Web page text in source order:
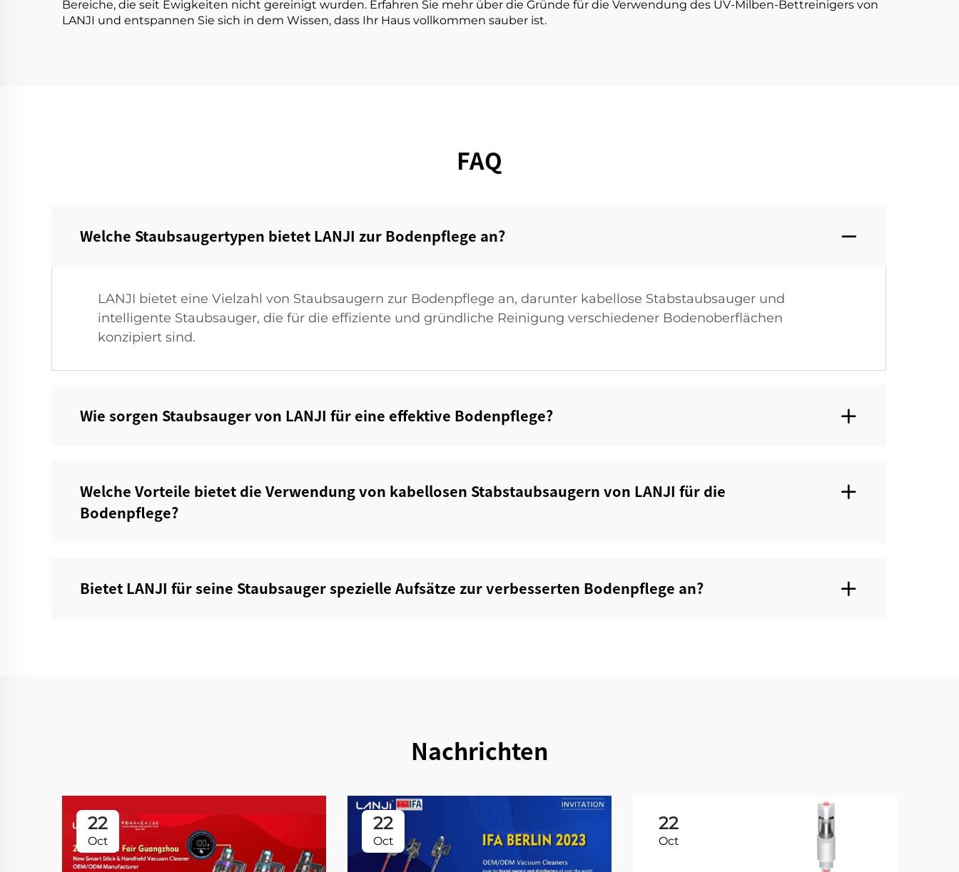
Bereiche, die seit Ewigkeiten nicht gereinigt wurden. Erfahren Sie mehr über die Gründe für die Verwendung des UV-Milben-Bettreinigers von
LANJI und entspannen Sie sich in dem Wissen, dass Ihr Haus vollkommen sauber ist.
FAQ
Welche Staubsaugertypen bietet LANJI zur Bodenpflege an?‌
LANJI bietet eine Vielzahl von Staubsaugern zur Bodenpflege an, darunter kabellose Stabstaubsauger und
intelligente Staubsauger, die für die effiziente und gründliche Reinigung verschiedener Bodenoberflächen
konzipiert sind.
Wie sorgen Staubsauger von LANJI für eine effektive Bodenpflege?‌
Welche Vorteile bietet die Verwendung von kabellosen Stabstaubsaugern von LANJI für die
Bodenpflege?‌
Bietet LANJI für seine Staubsauger spezielle Aufsätze zur verbesserten Bodenpflege an?‌
Nachrichten
22
Oct
22
Oct
22
Oct